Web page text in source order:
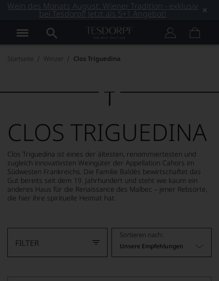
Wein des Monats August: Wiener Tradition - exklusiv
bei Tesdorpf! Jetzt als 5+1 Angebot!
Startseite Winzer Clos Triguedina
CLOS TRIGUEDINA
Clos Triguedina ist eines der ältesten, renommiertesten und
zugleich innovativsten Weingüter der Appellation Cahors im
Südwesten Frankreichs. Die Familie Baldès bewirtschaftet das
Gut bereits seit dem 19. Jahrhundert und steht wie kaum ein
anderes Haus für die Renaissance des Malbec – jener Rebsorte,
die hier ihre spirituelle Heimat hat.
FILTER
Sortieren nach:
Unsere Empfehlungen